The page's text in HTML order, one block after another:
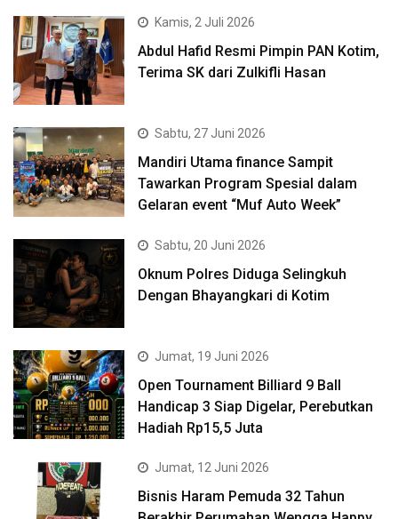
Kamis, 2 Juli 2026
Abdul Hafid Resmi Pimpin PAN Kotim,
Terima SK dari Zulkifli Hasan
Sabtu, 27 Juni 2026
Mandiri Utama finance Sampit
Tawarkan Program Spesial dalam
Gelaran event “Muf Auto Week”
Sabtu, 20 Juni 2026
Oknum Polres Diduga Selingkuh
Dengan Bhayangkari di Kotim
Jumat, 19 Juni 2026
Open Tournament Billiard 9 Ball
Handicap 3 Siap Digelar, Perebutkan
Hadiah Rp15,5 Juta
Jumat, 12 Juni 2026
Bisnis Haram Pemuda 32 Tahun